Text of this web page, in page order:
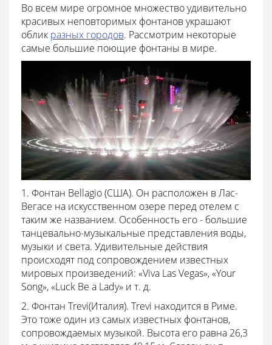
Во всем мире огромное множество удивительно
красивых неповторимых фонтанов украшают
облик разных городов. Рассмотрим некоторые
самые большие поющие фонтаны в мире.
1. Фонтан Bellagio (США). Он расположен в Лас-
Вегасе на искусственном озере перед отелем с
таким же названием. Особенность его - большие
танцевально-музыкальные представления воды,
музыки и света. Удивительные действия
происходят под сопровождением известных
мировых произведений: «Viva Las Vegas», «Your
Song», «Luck Be a Lady» и т. д.
2. Фонтан Trevi(Италия). Trevi находится в Риме.
Это тоже один из самых известных фонтанов,
сопровождаемых музыкой. Высота его равна 26,3